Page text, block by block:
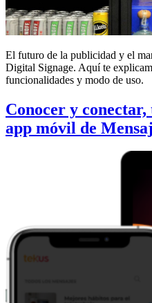
El futuro de la publicidad y el
Digital Signage. Aquí te
funcionalidades y modo de uso.
Conocer y conectar,
app móvil de